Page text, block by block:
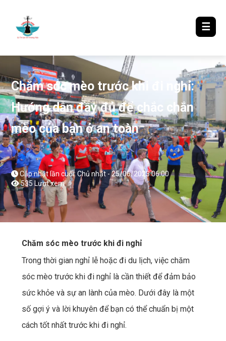
☰
Chăm sóc mèo trước khi đi nghỉ:
Hướng dẫn đầy đủ để chắc chắn
mèo của bạn ở an toàn
Cập nhật lần cuối: Chủ nhật - 25/06/2023 06:00
535 Lượt xem
Chăm sóc mèo trước khi đi nghỉ
Trong thời gian nghỉ lễ hoặc đi du lịch, việc chăm
sóc mèo trước khi đi nghỉ là cần thiết để đảm bảo
sức khỏe và sự an lành của mèo. Dưới đây là một
số gợi ý và lời khuyên để bạn có thể chuẩn bị một
cách tốt nhất trước khi đi nghỉ.